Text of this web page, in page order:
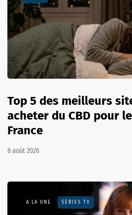
Top 5 des meilleurs
acheter du CBD pour
France
8 août 2026
A LA UNE SÉRIES TV